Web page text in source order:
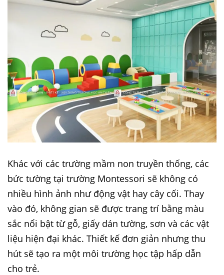
Khác với các trường mầm non truyền thống, các
bức tường tại trường Montessori sẽ không có
nhiều hình ảnh như động vật hay cây cối. Thay
vào đó, không gian sẽ được trang trí bằng màu
sắc nổi bật từ gỗ, giấy dán tường, sơn và các vật
liệu hiện đại khác. Thiết kế đơn giản nhưng thu
hút sẽ tạo ra một môi trường học tập hấp dẫn
cho trẻ.